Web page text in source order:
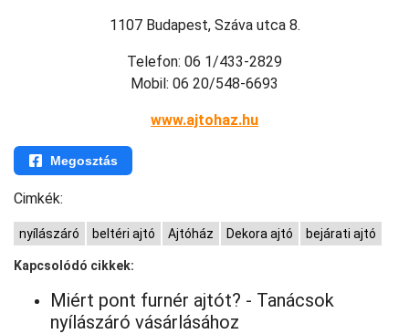
1107 Budapest, Száva utca 8.
Telefon: 06 1/433-2829
Mobil: 06 20/548-6693
www.ajtohaz.hu
Megosztás
Cimkék:
nyílászáró beltéri ajtó Ajtóház Dekora ajtó bejárati ajtó
Kapcsolódó cikkek:
Miért pont furnér ajtót? - Tanácsok
nyílászáró vásárlásához